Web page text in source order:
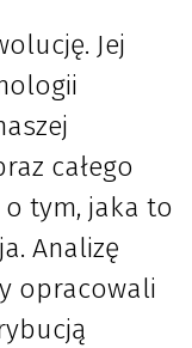
Jej
całego
o tym, jaka to
Analizę
opracowali